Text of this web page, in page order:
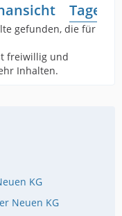
gefunden, die für
freiwillig und
Inhalten.
KG
Neuen KG